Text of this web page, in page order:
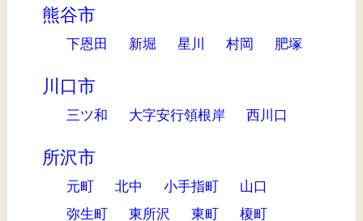
熊谷市
下恩田 新堀 星川 村岡 肥塚
川口市
三ツ和 大字安行領根岸 西川口
所沢市
元町 北中 小手指町
山口
弥生町
東所沢 東町
榎町